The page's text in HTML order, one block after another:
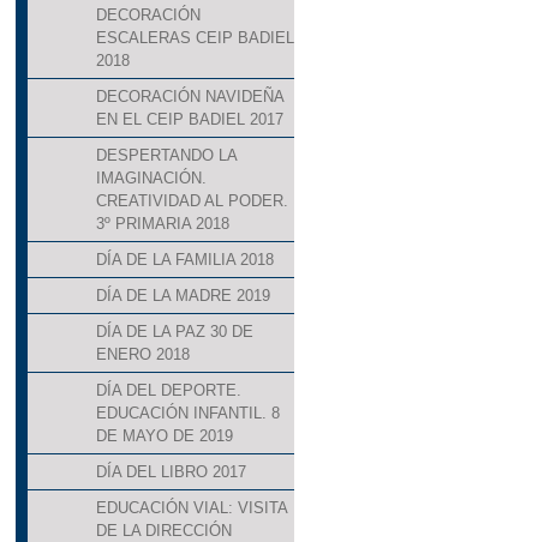
DECORACIÓN
ESCALERAS CEIP BADIEL
2018
DECORACIÓN NAVIDEÑA
EN EL CEIP BADIEL 2017
DESPERTANDO LA
IMAGINACIÓN.
CREATIVIDAD AL PODER.
3º PRIMARIA 2018
DÍA DE LA FAMILIA 2018
DÍA DE LA MADRE 2019
DÍA DE LA PAZ 30 DE
ENERO 2018
DÍA DEL DEPORTE.
EDUCACIÓN INFANTIL. 8
DE MAYO DE 2019
DÍA DEL LIBRO 2017
EDUCACIÓN VIAL: VISITA
DE LA DIRECCIÓN